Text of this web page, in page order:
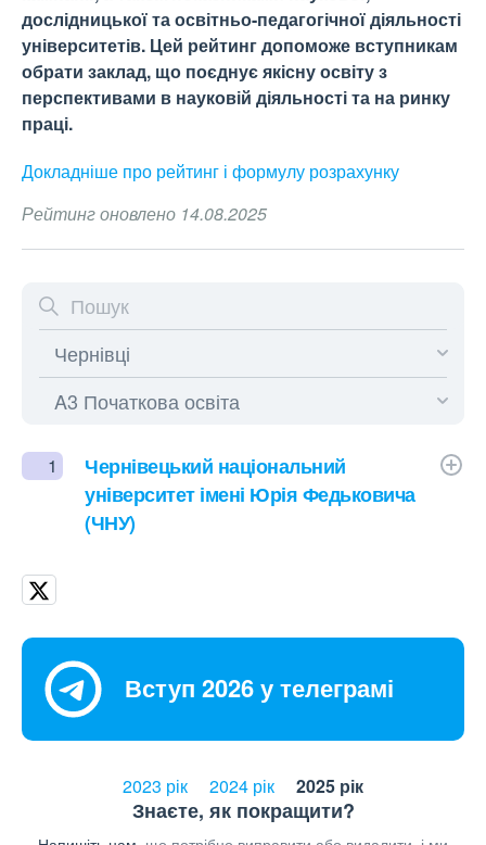
дослідницької та освітньо-педагогічної діяльності
університетів. Цей рейтинг допоможе вступникам
обрати заклад, що поєднує якісну освіту з
перспективами в науковій діяльності та на ринку
праці.
Докладніше про рейтинг і формулу розрахунку
Рейтинг оновлено 14.08.2025
1
Чернівецький національний
університет імені Юрія Федьковича
(ЧНУ)
Вступ 2026 у телеграмі
2023 рік 2024 рік 2025 рік
Знаєте, як покращити?